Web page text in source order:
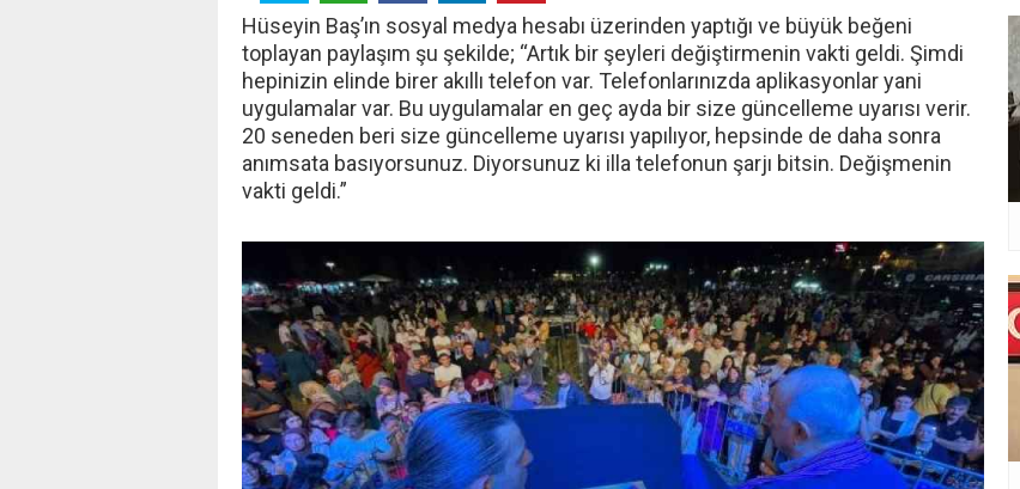
Hüseyin Baş’ın sosyal medya hesabı üzerinden yaptığı ve büyük beğeni
toplayan paylaşım şu şekilde; “Artık bir şeyleri değiştirmenin vakti geldi. Şimdi
hepinizin elinde birer akıllı telefon var. Telefonlarınızda aplikasyonlar yani
uygulamalar var. Bu uygulamalar en geç ayda bir size güncelleme uyarısı verir.
20 seneden beri size güncelleme uyarısı yapılıyor, hepsinde de daha sonra
anımsata basıyorsunuz. Diyorsunuz ki illa telefonun şarjı bitsin. Değişmenin
vakti geldi.”